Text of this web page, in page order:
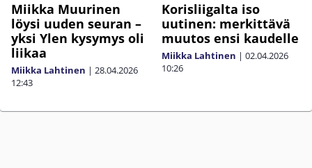
Miikka Muurinen
löysi uuden seuran –
yksi Ylen kysymys oli
liikaa
Miikka Lahtinen | 28.04.2026
12:43
Korisliigalta iso
uutinen: merkittävä
muutos ensi kaudelle
Miikka Lahtinen | 02.04.2026
10:26